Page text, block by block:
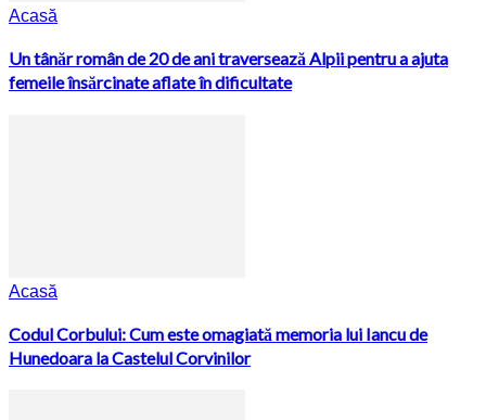
Acasă
Un tânăr român de 20 de ani traversează Alpii pentru a ajuta
femeile însărcinate aflate în dificultate
Acasă
Codul Corbului: Cum este omagiată memoria lui Iancu de
Hunedoara la Castelul Corvinilor